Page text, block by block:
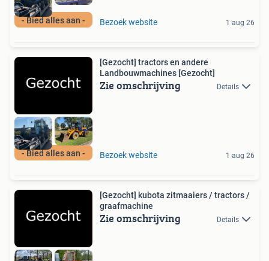
- Bied alles aan - Bezoek website 1 aug 26
- Bied alles aan -
[Gezocht] tractors en andere
Landbouwmachines [Gezocht]
Zie omschrijving Details
Bezoek website 1 aug 26
[Gezocht] kubota zitmaaiers / tractors /
graafmachine
Zie omschrijving Details